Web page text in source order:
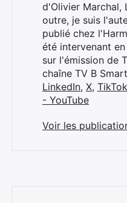
d'Olivier Marchal,
outre, je suis
publié chez
été intervenant
sur l'émission de
chaîne TV B
LinkedIn, X, TikTok
- YouTube
Voir les
Rechercher
: